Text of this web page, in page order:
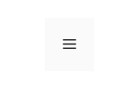
메